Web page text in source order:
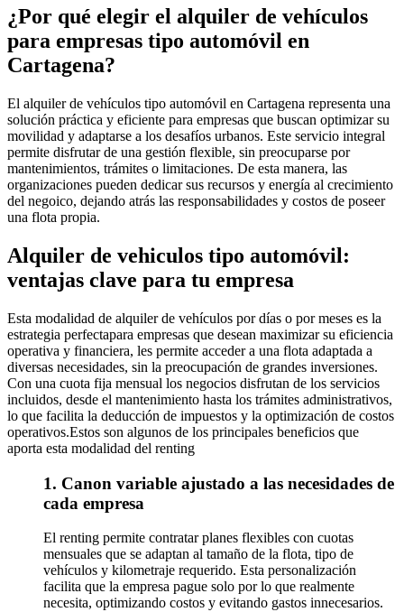
¿Por qué elegir el alquiler de vehículos
para empresas tipo automóvil en
Cartagena?
El alquiler de vehículos tipo automóvil en Cartagena representa una
solución práctica y eficiente para empresas que buscan optimizar su
movilidad y adaptarse a los desafíos urbanos. Este servicio integral
permite disfrutar de una gestión flexible, sin preocuparse por
mantenimientos, trámites o limitaciones. De esta manera, las
organizaciones pueden dedicar sus recursos y energía al crecimiento
del negoico, dejando atrás las responsabilidades y costos de poseer
una flota propia.
Alquiler de vehiculos tipo automóvil:
ventajas clave para tu empresa
Esta modalidad de alquiler de vehículos por días o por meses es la
estrategia perfectapara empresas que desean maximizar su eficiencia
operativa y financiera, les permite acceder a una flota adaptada a
diversas necesidades, sin la preocupación de grandes inversiones.
Con una cuota fija mensual los negocios disfrutan de los servicios
incluidos, desde el mantenimiento hasta los trámites administrativos,
lo que facilita la deducción de impuestos y la optimización de costos
operativos.Estos son algunos de los principales beneficios que
aporta esta modalidad del renting
1. Canon variable ajustado a las necesidades de
cada empresa
El renting permite contratar planes flexibles con cuotas
mensuales que se adaptan al tamaño de la flota, tipo de
vehículos y kilometraje requerido. Esta personalización
facilita que la empresa pague solo por lo que realmente
necesita, optimizando costos y evitando gastos innecesarios.